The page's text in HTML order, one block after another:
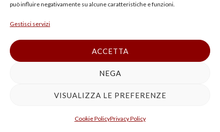
può influire negativamente su alcune caratteristiche e funzioni.
Gestisci servizi
ACCETTA
NEGA
VISUALIZZA LE PREFERENZE
Cookie PolicyPrivacy Policy
l’aver commesso il
fatto in un luogo
pubblico:la pubblicità
del fatto aumenta la